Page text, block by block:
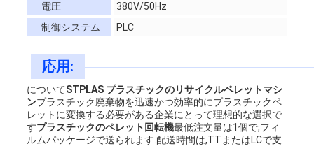
電圧
380V/50Hz
制御システム
PLC
応用:
についてSTPLAS プラスチックのリサイクルペレットマシ
ンプラスチック廃棄物を迅速かつ効率的にプラスチックペ
レットに変換する必要がある企業にとって理想的な選択で
すプラスチックのペレット回転機最低注文量は1個で,フィ
ルムパッケージで送られます.配送時間は,TTまたはLCで支